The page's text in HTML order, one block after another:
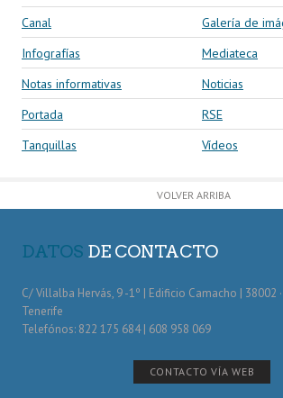
Canal
Galería de
Infografías
Mediateca
Notas informativas
Noticias
Portada
RSE
Tanquillas
Vídeos
VOLVER ARRIBA
DATOS DE CONTACTO
C/ Villalba Hervás, 9 -1º | Edificio Camacho | 38002
Tenerife
Telefónos: 822 175 684 | 608 958 069
CONTACTO VÍA WEB